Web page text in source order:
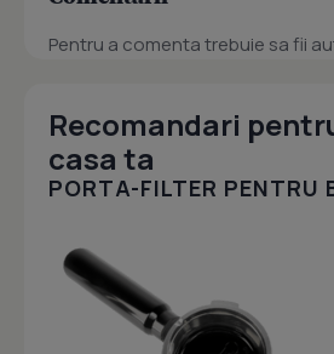
Pentru a comenta trebuie sa fii
Recomandari
casa ta
PORTA-FILTER PENTRU